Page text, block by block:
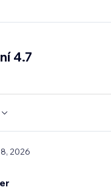
placement & controls
4.7
2026